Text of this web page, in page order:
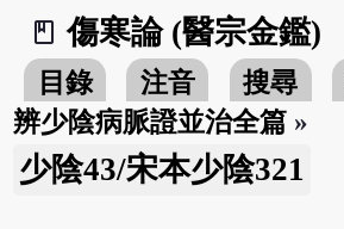
book_2
傷寒論 (醫宗金鑑)
目錄 注音 搜尋
辨少陰病脈證並治全篇 »
少陰43/宋本少陰321